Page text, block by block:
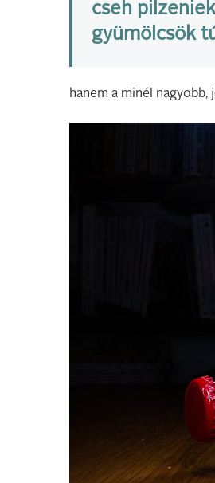
cseh
gyümölcsök
hanem a minél